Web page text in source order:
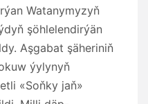
Watanymyzyň
şöhlelendirýän
Aşgabat şäheriniň
ýylynyň
«Soňky jaň»